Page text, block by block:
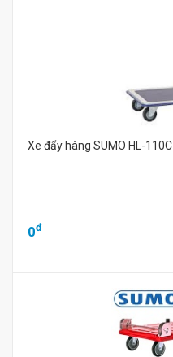
Xe đẩy hàng SUMO HL-110C
0đ